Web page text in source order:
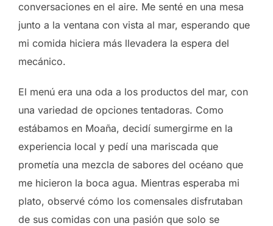
conversaciones en el aire. Me senté en una mesa
junto a la ventana con vista al mar, esperando que
mi comida hiciera más llevadera la espera del
mecánico.
El menú era una oda a los productos del mar, con
una variedad de opciones tentadoras. Como
estábamos en Moaña, decidí sumergirme en la
experiencia local y pedí una mariscada que
prometía una mezcla de sabores del océano que
me hicieron la boca agua. Mientras esperaba mi
plato, observé cómo los comensales disfrutaban
de sus comidas con una pasión que solo se